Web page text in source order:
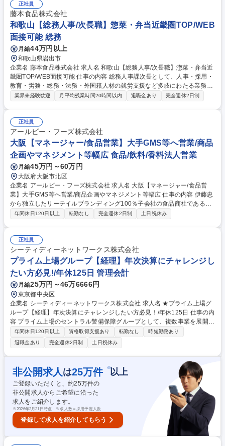
ントロール■人的マネジメント・労務管理による労働環境の整備■店舗自立
化に向けたサポート・適正な人事評価 【期待成果・キャリア】入社後6ヶ
月で店舗・店長業務を習得しエリアマネージャーへ。3ヶ月毎の明確な評
価基準があり1年でエリアマネージャーへの早期昇進実績もあります。将
来は企画や営業管理など多彩なキャリアを描けます。 募集職種 神奈川
【飲食/エリアマネージャー】大手FC&自社ブランド/店長から早期昇進
正社員
藤本食品株式会社
和歌山【総務人事/次長職】惣菜・弁当近畿圏TOP/WEB
面接可能 総務
月給44万円以上
和歌山県岩出市
企業名 藤本食品株式会社 求人名 和歌山【総務人事/次長職】惣菜・弁当近
畿圏TOP/WEB面接可能 仕事の内容 総務人事課次長として、人事・採用・
教育・労務・総務・法務・外国籍人材の就労支援など多岐にわたる業務を
横断的に所管していただきます。 実務に深く関与しながら、自律的に行動
くため、未経験分野にも積極的に挑戦される方を歓迎いたします。食品製
造業の管理部門の中核として、ぜひご活躍ください。※業務内容および配
属部署は当社業務全般、本社または会社指定の拠点に変更となる場合有 募
集職種 和歌山【総務人事/次長職】惣菜・弁当近畿圏TOP/WEB面接可能
業界未経験歓迎 月平均残業時間20時間以内 退職金あり 完全週休2日制
正社員
アールビー・フーズ株式会社
大阪【マネージャー/食品営業】大手GMS等へ営業/商品
企画やマネジメント等幅広 食品/飲料/香料法人営業
月給45万円～60万円
大阪府大阪市北区
企業名 アールビー・フーズ株式会社 求人名 大阪【マネージャー/食品営
業】大手GMS等へ営業/商品企画やマネジメント等幅広 仕事の内容 伊藤忠
から独立したリーテイルブランディング100％子会社の食品商社である弊
社にて、良質な鶏卵(日配品)や生鮮品、また海外からの輸入商材などをGM
GMS/ドラッグストア/コンビニ等本部への商品提案、店舗フォロー■自社O
EM製品の企画、プロモーション施策立案【事業内容】■鶏卵・鶏卵加工食
品の販売■飲料品の販売■青果品の販売■菓子類の販売■独自製品の開発・
企画・販売 募集職種 大阪【マネージャー/食品営業】大手GMS等へ営業/商
品企画やマネジメント等幅広
年間休日120日以上 転勤なし 完全週休2日制 土日祝休み
正社員
シーティディーネットワークス株式会社
プライム上場グループ【経理】年次決算にチャレンジし
たい方必見!/年休125日 管理会計
月給25万円～46万6666円
東京都中央区
企業名 シーティディーネットワークス株式会社 求人名 ★プライム上場グ
ループ【経理】年次決算にチャレンジしたい方必見！/年休125日 仕事の内
容 プライム上場のセントラル警備保障グループとして、複数事業を展開す
る当社において、経理業務をお任せします。当社および子会社であるグラ
スフィアジャパンを管理していただきます。 【具体的に】経費精算や会計
システムを用いた入力・集計、各種仕分け入力などの日次業務から、締め
処理・月次決算や給与計算などの月次業務をメインにお任せします。業務
経験は問いませんが、年次業務(決算処理・財務諸表作成・税務など)もお
任せしたいため、経理としての経験を活かしつつ、年次業務にもチャレン
ジしたい、経理としてキャリアアップしたいという方にピッタリのポジシ
ョンです！ 募集職種 ★プライム上場グループ【経理】年次決算にチャレ
ンジしたい方必見！/年休125日
年間休日120日以上 資格取得支援あり 転勤なし
時短勤務あり
退職金あり
完全週休2日制 土日祝休み
非公開求人 は25万件 ※以上
ご登録いただくと、約25万件の
非公開求人からご希望に沿った
求人をご紹介します。
※2026年3月31日時点 ※求人数＝採用予定人数
登録して求人を紹介してもらう